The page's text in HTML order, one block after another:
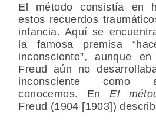
El método consistía en
estos recuerdos
infancia. Aquí se
la famosa premisa
inconsciente”, aunque
Freud aún no
inconsciente como
conocemos. EnEl
Freud (1904 [1903])